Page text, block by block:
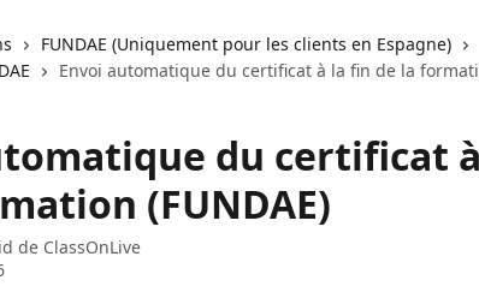
FUNDAE (Uniquement pour les clients en Espagne)
Envoi automatique du certificat à la fin de la
du certificat
(FUNDAE)
de ClassOnLive